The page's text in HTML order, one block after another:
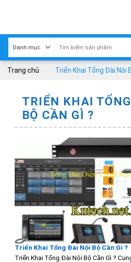
Trang chủ Triển Khai Tổng Đài Nội
TRIỂN KHAI
BỘ CẦN GÌ ?
Triển Khai Tổng Đài Nội Bộ Cần Gì ?
Triển Khai Tổng Đài Nội Bộ Cần Gì ?